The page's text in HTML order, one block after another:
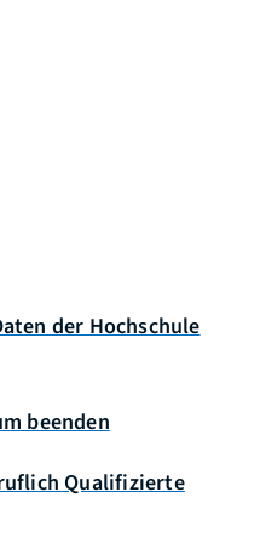
der Hochschule
beenden
Qualifizierte